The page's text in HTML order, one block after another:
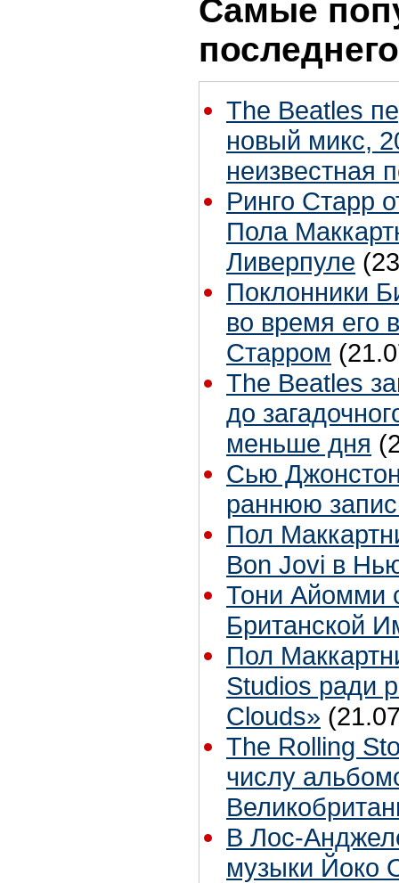
Самые
The Beatles
новый микс,
неизвестная
Ринго Старр
Пола
Ливерпуле
Поклонники
во время его
Старром
The Beatles
до
меньше дня
Сью
раннюю
Пол
Bon Jovi в
Тони Айомми
Британской
Пол
Studios ради
Clouds»
The Rolling
числу
В Лос-
музыки Йоко